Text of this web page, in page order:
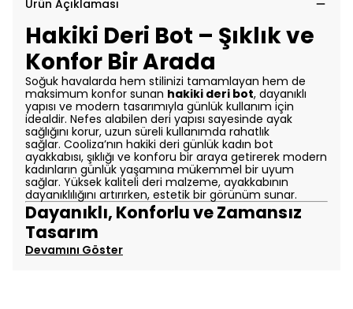
Ürün Açıklaması
Hakiki Deri Bot – Şıklık ve
Konfor Bir Arada
Soğuk havalarda hem stilinizi tamamlayan hem de
maksimum konfor sunan hakiki deri bot, dayanıklı
yapısı ve modern tasarımıyla günlük kullanım için
idealdir. Nefes alabilen deri yapısı sayesinde ayak
sağlığını korur, uzun süreli kullanımda rahatlık
sağlar. Cooliza’nın hakiki deri günlük kadın bot
ayakkabısı, şıklığı ve konforu bir araya getirerek modern
kadınların günlük yaşamına mükemmel bir uyum
sağlar. Yüksek kaliteli deri malzeme, ayakkabının
dayanıklılığını artırırken, estetik bir görünüm sunar.
Dayanıklı, Konforlu ve Zamansız
Tasarım
Devamını Göster